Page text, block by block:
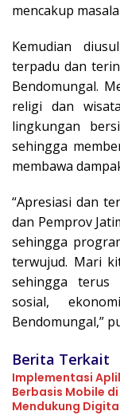
mencakup
Kemudian
terpadu dan
Bendomungal.
religi dan
lingkungan
sehingga
membawa
“Apresiasi dan
dan Pemprov
sehingga
terwujud. Mari
sehingga terus
sosial,
Bendomungal,”
Berita Terkait
Implementasi
Berbasis Mobile di
Mendukung